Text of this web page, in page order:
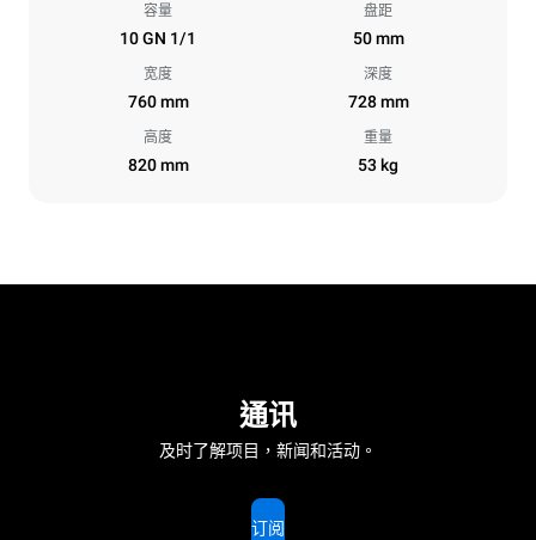
容量
10 GN 1/1
盘距
50 mm
宽度
760 mm
深度
728 mm
高度
820 mm
重量
53 kg
通讯
及时了解项目，新闻和活动。
订阅